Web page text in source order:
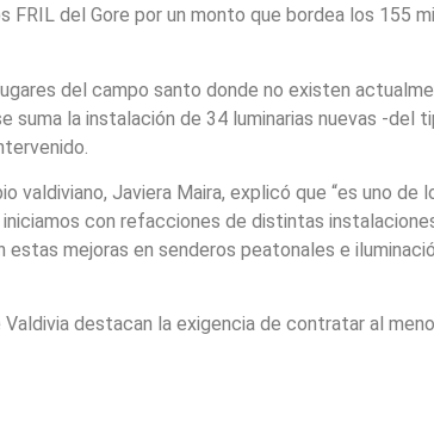
del Gore por un monto que bordea los 155
del campo santo donde no existen
la instalación de 34 luminarias nuevas -
valdiviano, Javiera Maira, explicó que “es uno
con refacciones de distintas
mejoras en senderos peatonales e
destacan la exigencia de contratar al